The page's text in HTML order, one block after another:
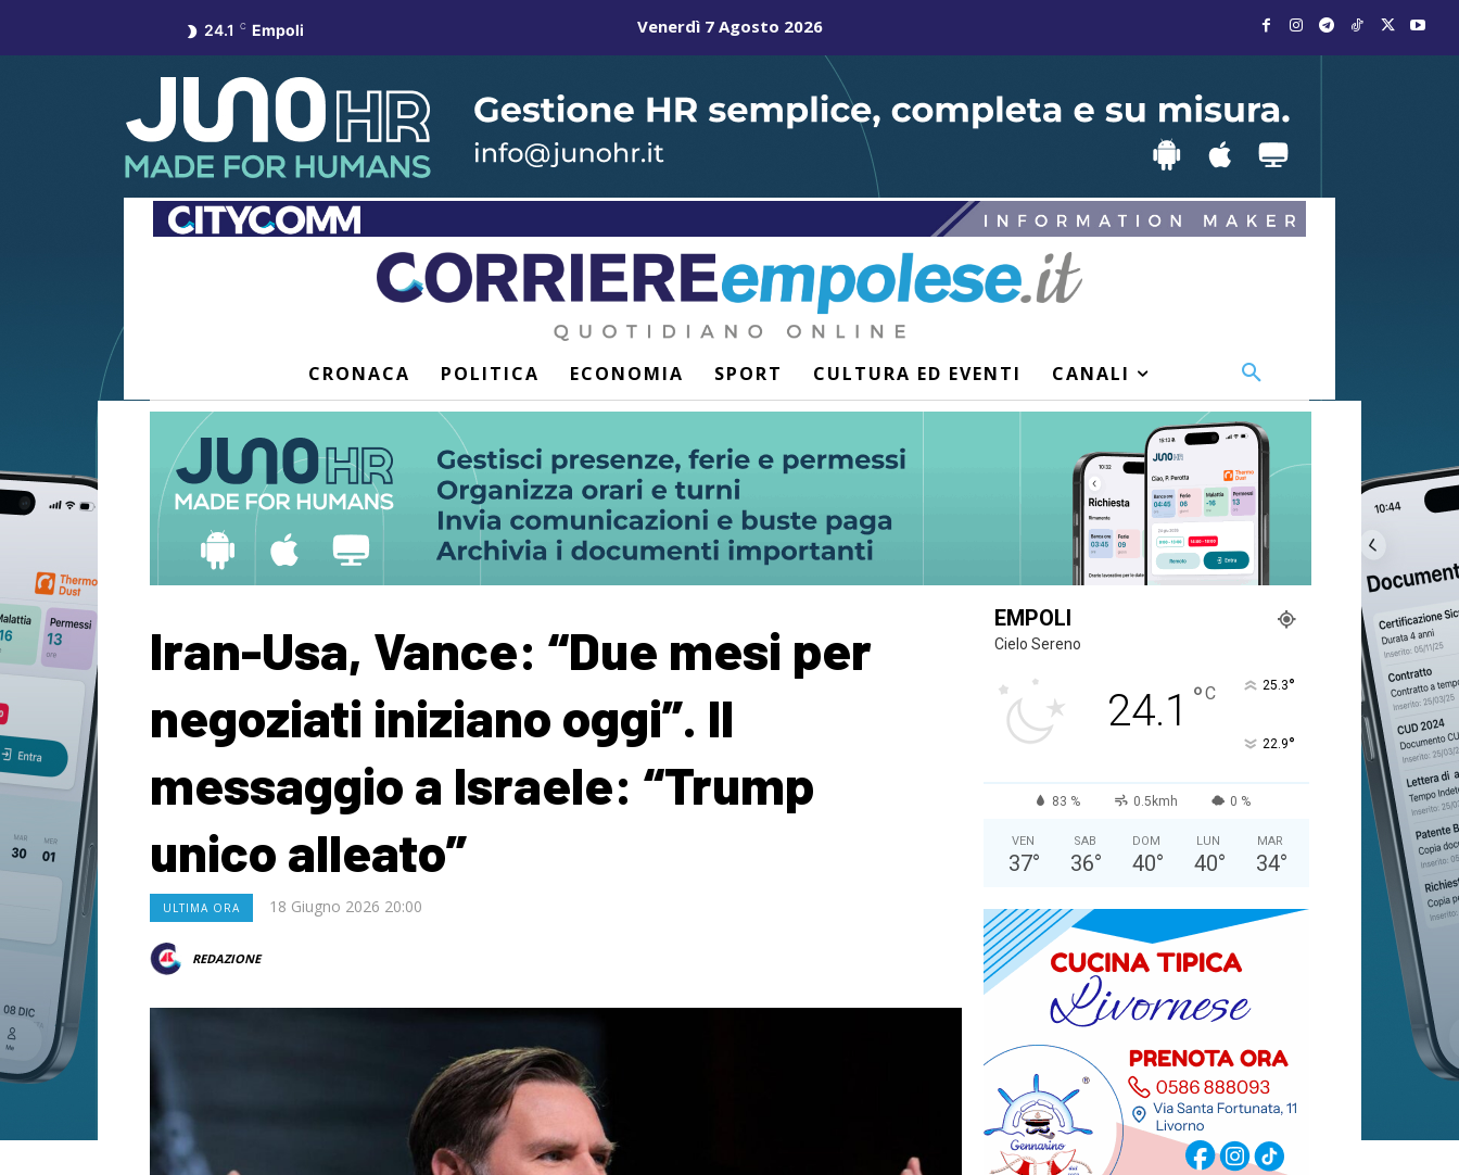
24.1 C Empoli Venerdì 7 Agosto 2026
CRONACA POLITICA ECONOMIA SPORT CULTURA ED EVENTI CANALI
Iran-Usa, Vance: “Due mesi per
negoziati iniziano oggi”. Il
messaggio a Israele: “Trump
unico alleato”
ULTIMA ORA 18 Giugno 2026 20:00
REDAZIONE
EMPOLI
Cielo Sereno
24.1 °C 25.3°
22.9°
83 % 0.5kmh 0 %
VEN
37°
SAB
36°
DOM
40°
LUN
40°
MAR
34°